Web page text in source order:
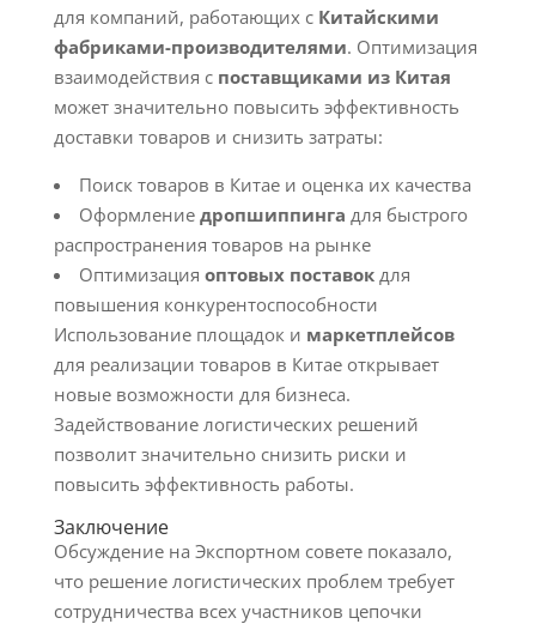
для компаний, работающих с Китайскими
фабриками-производителями. Оптимизация
взаимодействия с поставщиками из Китая
может значительно повысить эффективность
доставки товаров и снизить затраты:
Поиск товаров в Китае и оценка их качества
Оформление дропшиппинга для быстрого
распространения товаров на рынке
Оптимизация оптовых поставокдля
повышения конкурентоспособности
Использование площадок и маркетплейсов
для реализации товаров в Китае открывает
новые возможности для бизнеса.
Задействование логистических решений
позволит значительно снизить риски и
повысить эффективность работы.
Заключение
Обсуждение на Экспортном совете показало,
что решение логистических проблем требует
сотрудничества всех участников цепочки